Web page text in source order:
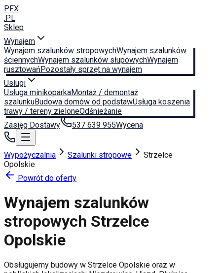
PFX
.PL
Sklep
Wynajem
Wynajem szalunków stropowychWynajem szalunków
ściennychWynajem szalunków słupowychWynajem
rusztowańPozostały sprzęt na wynajem
Usługi
Usługa minikoparkaMontaż / demontaż
szalunkuBudowa domów od podstawUsługa koszenia
trawy / tereny zieloneOdśnieżanie
Zasięg Dostawy
537 639 955Wycena
Wypożyczalnia Szalunki stropowe
Strzelce
Opolskie
Powrót do oferty
Wynajem szalunków
stropowych Strzelce
Opolskie
Obsługujemy budowy w Strzelce Opolskie oraz w